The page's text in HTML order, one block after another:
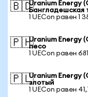
🇧🇩Uranium Energy
Бангладешская
1 UECon равен 1
🇵🇭Uranium Energy
песо
1 UECon равен
🇵🇱Uranium Energy
злотый
1 UECon равен